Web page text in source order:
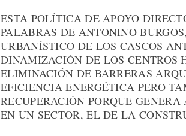
ESTA POLÍTICA DE APOYO
PALABRAS DE ANTONINO
URBANÍSTICO DE LOS CASCOS
DINAMIZACIÓN DE LOS CENTROS
ELIMINACIÓN DE BARRERAS
EFICIENCIA ENERGÉTICA PERO
RECUPERACIÓN PORQUE
EN UN SECTOR, EL DE LA